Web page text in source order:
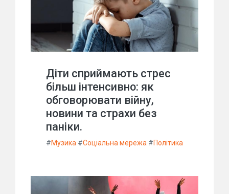
Діти сприймають стрес
більш інтенсивно: як
обговорювати війну,
новини та страхи без
паніки.
#Музика #Соціальна мережа #Політика